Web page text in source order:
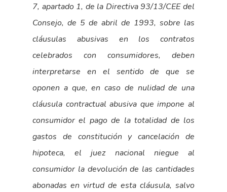
7, apartado 1, de la Directiva 93/13/CEE del
Consejo, de 5 de abril de 1993, sobre las
cláusulas abusivas en los contratos
celebrados con consumidores, deben
interpretarse en el sentido de que se
oponen a que, en caso de nulidad de una
cláusula contractual abusiva que impone al
consumidor el pago de la totalidad de los
gastos de constitución y cancelación de
hipoteca, el juez nacional niegue al
consumidor la devolución de las cantidades
abonadas en virtud de esta cláusula, salvo